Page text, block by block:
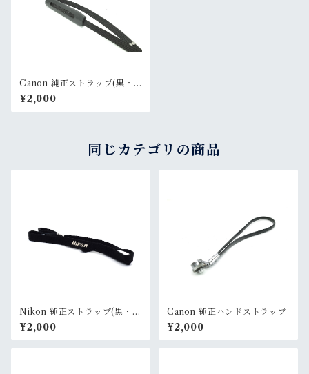
Canon 純正ストラップ(黒・
細・ナイロン)①
¥2,000
同じカテゴリの商品
Nikon 純正ストラップ(黒・
細・ナイロン)
¥2,000
Canon 純正ハンドストラップ
¥2,000